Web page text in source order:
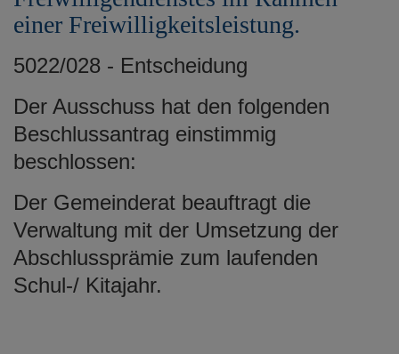
einer Freiwilligkeitsleistung.
5022/028 - Entscheidung
Der Ausschuss hat den folgenden
Beschlussantrag einstimmig
beschlossen:
Der Gemeinderat beauftragt die
Verwaltung mit der Umsetzung der
Abschlussprämie zum laufenden
Schul-/ Kitajahr.